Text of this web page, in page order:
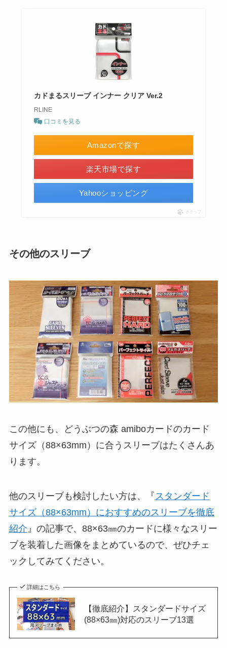
カドまるスリーブ インナー クリア Ver.2
RLINE
口コミを見る
Amazonで探す
楽天市場で探す
Yahooショッピング
ポチップ
その他のスリーブ
この他にも、どうぶつの森 amiboカードのカード
サイズ（88×63mm）に合うスリーブはたくさんあ
ります。
他のスリーブも検討したい方は、『 スタンダード
サイズ（88×63mm）におすすめのスリーブを徹底
紹介 』の記事で、88×63㎜のカードに様々なスリー
ブを装着した画像をまとめているので、ぜひチェ
ックしてみてください。
詳細はこちら
【徹底紹介】スタンダードサイズ
(88×63㎜)対応のスリーブ13選